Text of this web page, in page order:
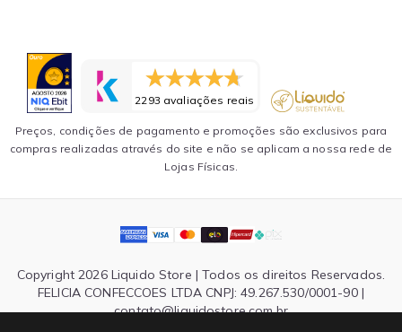
2293 avaliações reais
Preços, condições de pagamento e promoções são exclusivos para
compras realizadas através do site e não se aplicam a nossa rede de
Lojas Físicas.
Copyright 2026 Liquido Store | Todos os direitos Reservados.
FELICIA CONFECCOES LTDA CNPJ: 49.267.530/0001-90 |
contato@liquidostore.com.br